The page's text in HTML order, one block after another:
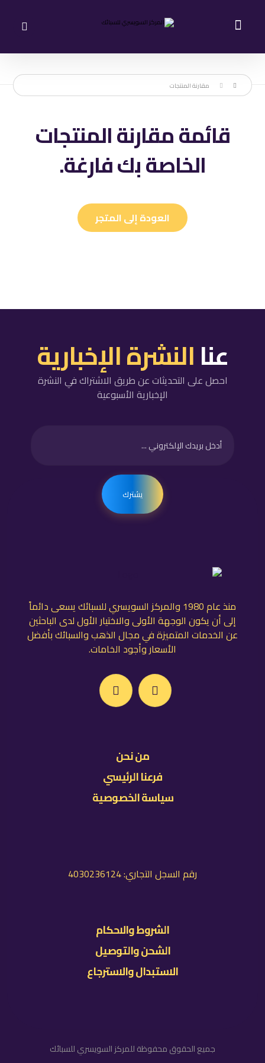
مقارنة المنتجات
قائمة مقارنة المنتجات
الخاصة بك فارغة.
العودة إلى المتجر
عناالنشرة الإخبارية
احصل على التحديثات عن طريق الاشتراك في النشرة
الإخبارية الأسبوعية
يشترك
منذ عام 1980 والمركز السويسري للسبائك يسعى دائماً
إلى أن يكون الوجهة الأولى والاختيار الأول لدى الباحثين
عن الخدمات المتميزة في مجال الذهب والسبائك بأفضل
الأسعار وأجود الخامات.
من نحن
فرعنا الرئيسي
سياسة الخصوصية
رقم السجل التجاري: 4030236124
الشروط والاحكام
الشحن والتوصيل
الاستبدال والاسترجاع
جميع الحقوق محفوظة للمركز السويسري للسبائك